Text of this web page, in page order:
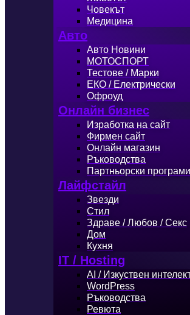
Човекът
Медицина
Авто
Авто Новини
МОТОСПОРТ
Тестове / Марки
ЕКО / Електрически
Офроуд
Онлайн бизнес
Изработка на сайт
Фирмен сайт
Онлайн магазин
Ръководства
Партньорски програми
Лайфстайл
Звезди
Стил
Здраве / Любов / Секс
Дом
Кухня
IT / Hosting
AI / Изкуствен
WordPress
Ръководства
Ревюта